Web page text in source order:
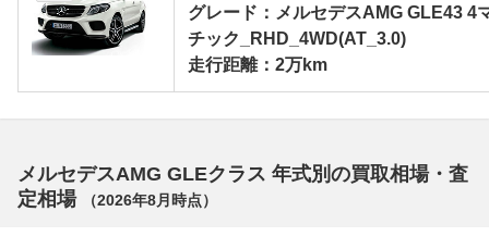
グレード：メルセデスAMG GLE43 4
チック_RHD_4WD(AT_3.0)
走行距離：2万km
メルセデスAMG GLEクラス 年式別の買取相場・査
定相場
（2026年8月 時点）